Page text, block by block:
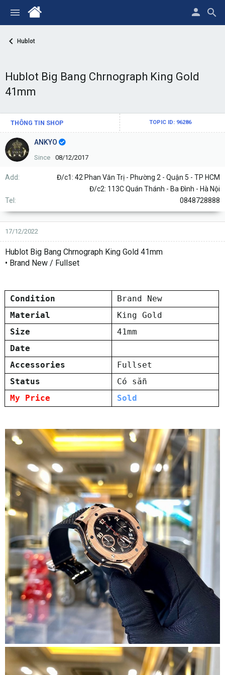
Hublot
Hublot Big Bang Chrnograph King Gold
41mm
THÔNG TIN SHOP TOPIC ID: 96286
ANKYO
Since 08/12/2017
Add
Đ/c1: 42 Phan Văn Trị - Phường 2 - Quận 5 - TP HCM
Đ/c2: 113C Quán Thánh - Ba Đình - Hà Nội
Tel
0848728888
17/12/2022
Hublot Big Bang Chrnograph King Gold 41mm
• Brand New / Fullset
Condition
Brand New
Material
King Gold
Size
41mm
Date
Accessories
Fullset
Status
Có sẵn
My Price
Sold